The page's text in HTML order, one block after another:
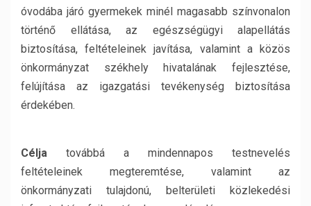
óvodába járó gyermekek minél magasabb színvonalon
történő ellátása, az egészségügyi alapellátás
biztosítása, feltételeinek javítása, valamint a közös
önkormányzat székhely hivatalának fejlesztése,
felújítása az igazgatási tevékenység biztosítása
érdekében.
Célja továbbá a mindennapos testnevelés
feltételeinek megteremtése, valamint az
önkormányzati tulajdonú, belterületi közlekedési